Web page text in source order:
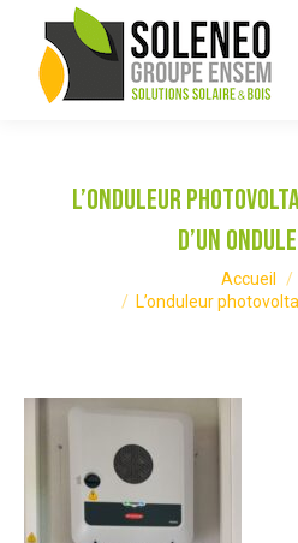
L’onduleur
d’un
Accueil
L’onduleur